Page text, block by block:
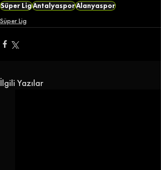
Süper LigAntalyasporAlanyaspor
Süper Lig
İlgili Yazılar